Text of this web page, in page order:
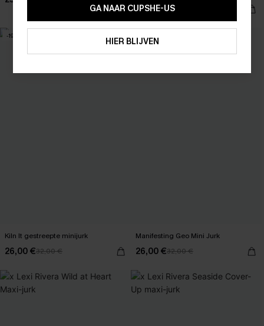
28,00 €35,00 €
-19%
Kiln It gestreepte minijurk
26,00 €32,00 €
Manifesting Geo Mini Jurk
26,00 €32,00 €
GA NAAR CUPSHE-US
HIER BLIJVEN
ABONNEREN